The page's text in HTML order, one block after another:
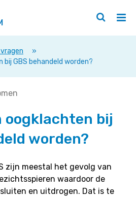
/
Zoeken
/
»
bij GBS behandeld worden?
oogklachten bij
worden?
zijn meestal het gevolg van
waardoor de
en uitdrogen. Dat is te